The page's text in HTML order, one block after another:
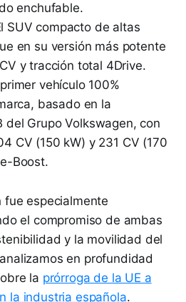
enchufable.
SUV compacto de altas
en su versión más potente
y tracción total 4Drive.
vehículo 100%
basado en la
del Grupo Volkswagen, con
CV (150 kW) y 231 CV (170
Boost.
fue especialmente
el compromiso de ambas
y la movilidad del
en profundidad
la prórroga de la UE a
la industria española.